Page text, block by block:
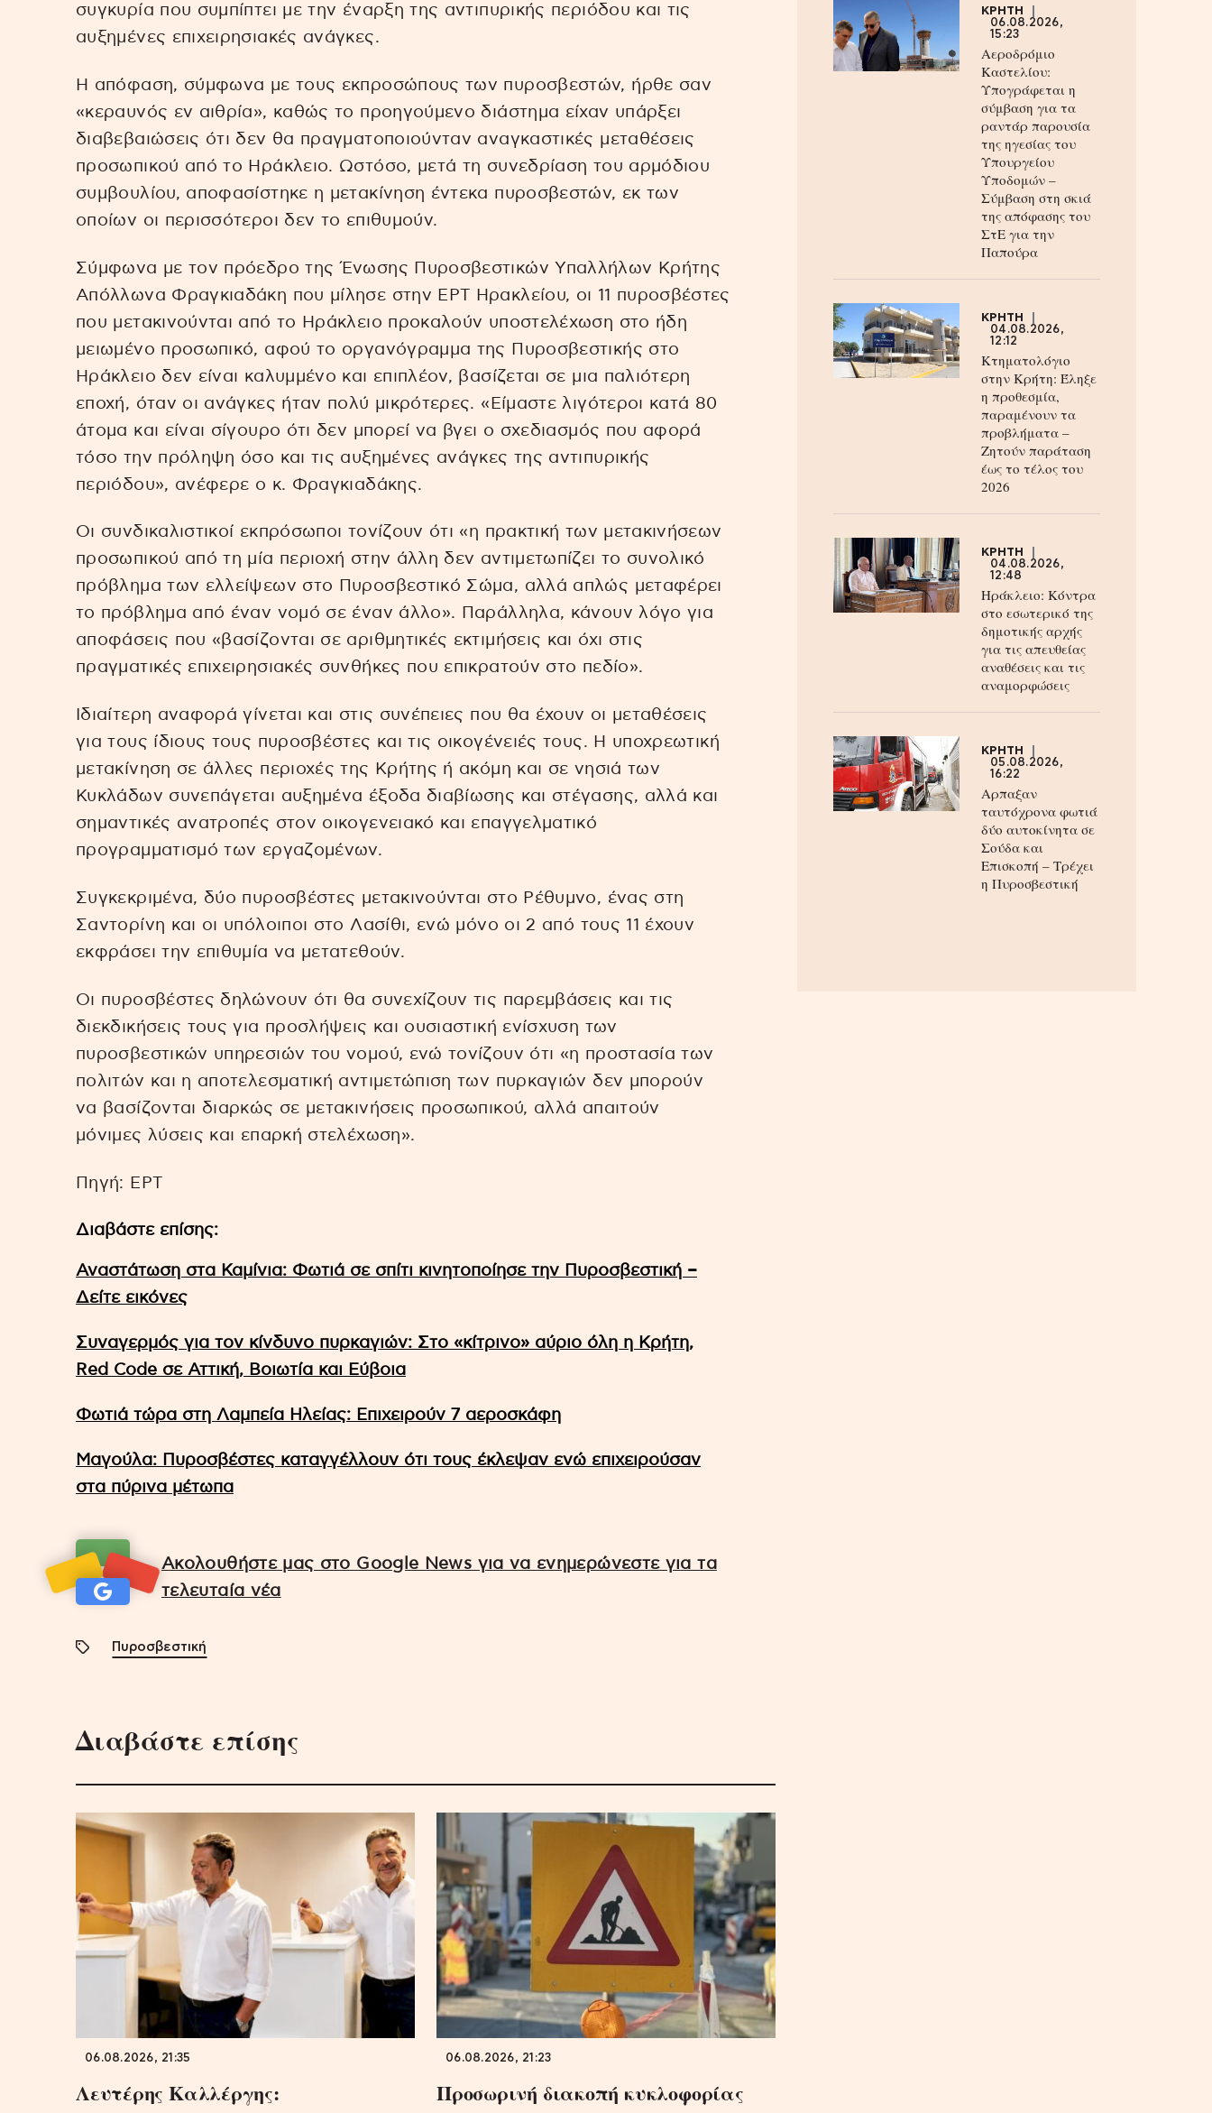
συγκυρία που συμπίπτει με την έναρξη της αντιπυρικής περιόδου και τις
αυξημένες επιχειρησιακές ανάγκες.
Η απόφαση, σύμφωνα με τους εκπροσώπους των πυροσβεστών, ήρθε σαν
«κεραυνός εν αιθρία», καθώς το προηγούμενο διάστημα είχαν υπάρξει
διαβεβαιώσεις ότι δεν θα πραγματοποιούνταν αναγκαστικές μεταθέσεις
προσωπικού από το Ηράκλειο. Ωστόσο, μετά τη συνεδρίαση του αρμόδιου
συμβουλίου, αποφασίστηκε η μετακίνηση έντεκα πυροσβεστών, εκ των
οποίων οι περισσότεροι δεν το επιθυμούν.
Σύμφωνα με τον πρόεδρο της Ένωσης Πυροσβεστικών Υπαλλήλων Κρήτης
Απόλλωνα Φραγκιαδάκη που μίλησε στην ΕΡΤ Ηρακλείου, οι 11 πυροσβέστες
που μετακινούνται από το Ηράκλειο προκαλούν υποστελέχωση στο ήδη
μειωμένο προσωπικό, αφού το οργανόγραμμα της Πυροσβεστικής στο
Ηράκλειο δεν είναι καλυμμένο και επιπλέον, βασίζεται σε μια παλιότερη
εποχή, όταν οι ανάγκες ήταν πολύ μικρότερες. «Είμαστε λιγότεροι κατά 80
άτομα και είναι σίγουρο ότι δεν μπορεί να βγει ο σχεδιασμός που αφορά
τόσο την πρόληψη όσο και τις αυξημένες ανάγκες της αντιπυρικής
περιόδου», ανέφερε ο κ. Φραγκιαδάκης.
Οι συνδικαλιστικοί εκπρόσωποι τονίζουν ότι «η πρακτική των μετακινήσεων
προσωπικού από τη μία περιοχή στην άλλη δεν αντιμετωπίζει το συνολικό
πρόβλημα των ελλείψεων στο Πυροσβεστικό Σώμα, αλλά απλώς μεταφέρει
το πρόβλημα από έναν νομό σε έναν άλλο». Παράλληλα, κάνουν λόγο για
αποφάσεις που «βασίζονται σε αριθμητικές εκτιμήσεις και όχι στις
πραγματικές επιχειρησιακές συνθήκες που επικρατούν στο πεδίο».
Ιδιαίτερη αναφορά γίνεται και στις συνέπειες που θα έχουν οι μεταθέσεις
για τους ίδιους τους πυροσβέστες και τις οικογένειές τους. Η υποχρεωτική
μετακίνηση σε άλλες περιοχές της Κρήτης ή ακόμη και σε νησιά των
Κυκλάδων συνεπάγεται αυξημένα έξοδα διαβίωσης και στέγασης, αλλά και
σημαντικές ανατροπές στον οικογενειακό και επαγγελματικό
προγραμματισμό των εργαζομένων.
Συγκεκριμένα, δύο πυροσβέστες μετακινούνται στο Ρέθυμνο, ένας στη
Σαντορίνη και οι υπόλοιποι στο Λασίθι, ενώ μόνο οι 2 από τους 11 έχουν
εκφράσει την επιθυμία να μετατεθούν.
Οι πυροσβέστες δηλώνουν ότι θα συνεχίζουν τις παρεμβάσεις και τις
διεκδικήσεις τους για προσλήψεις και ουσιαστική ενίσχυση των
πυροσβεστικών υπηρεσιών του νομού, ενώ τονίζουν ότι «η προστασία των
πολιτών και η αποτελεσματική αντιμετώπιση των πυρκαγιών δεν μπορούν
να βασίζονται διαρκώς σε μετακινήσεις προσωπικού, αλλά απαιτούν
μόνιμες λύσεις και επαρκή στελέχωση».
Πηγή: EΡΤ
Διαβάστε επίσης:
Αναστάτωση στα Καμίνια: Φωτιά σε σπίτι κινητοποίησε την Πυροσβεστική –
Δείτε εικόνες
Συναγερμός για τον κίνδυνο πυρκαγιών: Στο «κίτρινο» αύριο όλη η Κρήτη,
Red Code σε Αττική, Βοιωτία και Εύβοια
Φωτιά τώρα στη Λαμπεία Ηλείας: Επιχειρούν 7 αεροσκάφη
Μαγούλα: Πυροσβέστες καταγγέλλουν ότι τους έκλεψαν ενώ επιχειρούσαν
στα πύρινα μέτωπα
Ακολουθήστε μας στο Google News για να ενημερώνεστε για τα
τελευταία νέα
Πυροσβεστική
Διαβάστε επίσης
06.08.2026, 21:35
Λευτέρης Καλλέργης:
06.08.2026, 21:23
Προσωρινή διακοπή κυκλοφορίας
ΚΡΗΤΗ
06.08.2026,
15:23
Αεροδρόμιο
Καστελίου:
Υπογράφεται η
σύμβαση για τα
ραντάρ παρουσία
της ηγεσίας του
Υπουργείου
Υποδομών –
Σύμβαση στη σκιά
της απόφασης του
ΣτΕ για την
Παπούρα
ΚΡΗΤΗ
04.08.2026,
12:12
Κτηματολόγιο
στην Κρήτη: Έληξε
η προθεσμία,
παραμένουν τα
προβλήματα –
Ζητούν παράταση
έως το τέλος του
2026
ΚΡΗΤΗ
04.08.2026,
12:48
Ηράκλειο: Κόντρα
στο εσωτερικό της
δημοτικής αρχής
για τις απευθείας
αναθέσεις και τις
αναμορφώσεις
ΚΡΗΤΗ
05.08.2026,
16:22
Αρπαξαν
ταυτόχρονα φωτιά
δύο αυτοκίνητα σε
Σούδα και
Επισκοπή – Τρέχει
η Πυροσβεστική